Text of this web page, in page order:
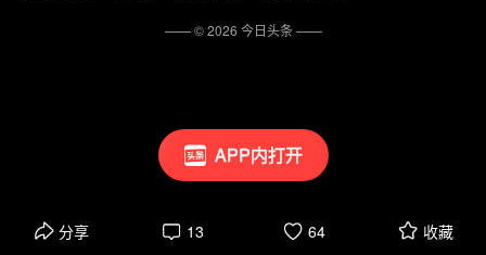
APP内打开
分享 13 64 收藏
—— ©2026 今日头条——